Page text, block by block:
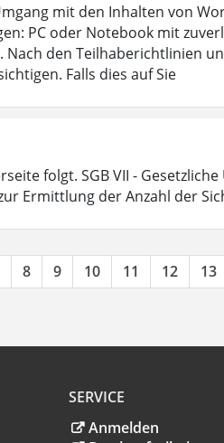
mit den Inhalten von
PC oder Notebook mit
Nach den Teilhaberichtlinien
Falls dies auf Sie
folgt. SGB VII -
Ermittlung der Anzahl der
8 9 10 11 12 13
SERVICE
Anmelden